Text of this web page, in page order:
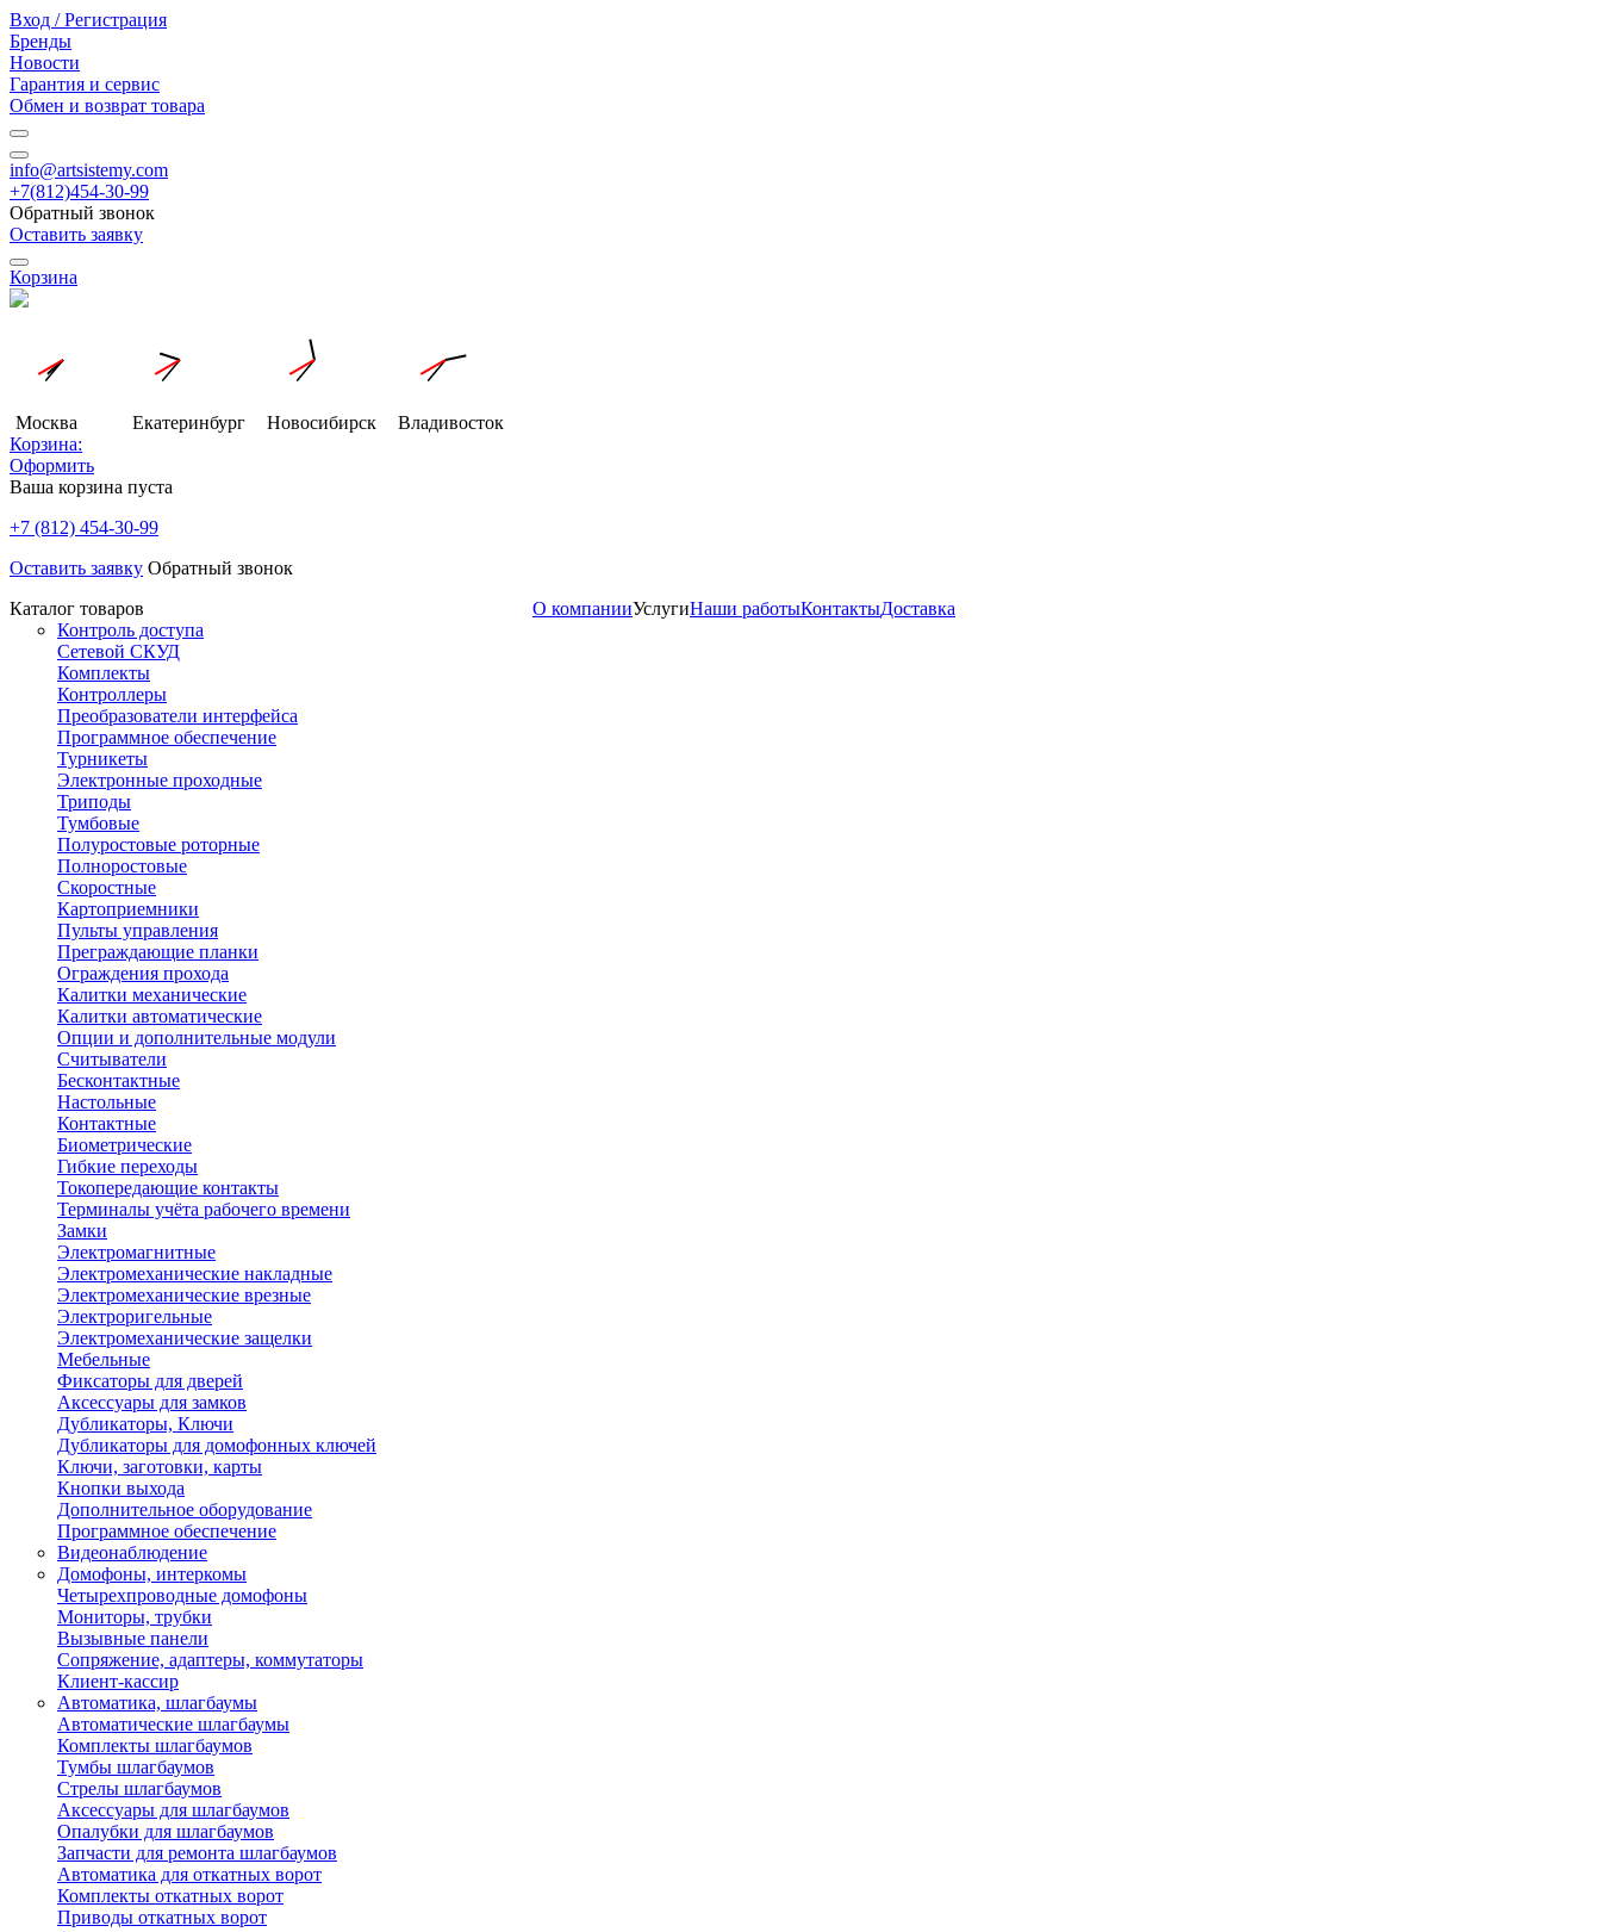
Вход / Регистрация
Бренды
Новости
Гарантия и сервис
Обмен и возврат товара
info@artsistemy.com
+7(812)454-30-99
Обратный звонок
Оставить заявку
Корзина
Москва Екатеринбург Новосибирск
Владивосток
Корзина:
Оформить
Ваша корзина пуста
+7 (812) 454-30-99
Оставить заявку Обратный звонок
Каталог товаров
Контроль доступа
Сетевой СКУД
Комплекты
Контроллеры
Преобразователи интерфейса
Программное обеспечение
Турникеты
Электронные проходные
Триподы
Тумбовые
Полуростовые роторные
Полноростовые
Скоростные
Картоприемники
Пульты управления
Преграждающие планки
Ограждения прохода
Калитки механические
Калитки автоматические
Опции и дополнительные модули
Считыватели
Бесконтактные
Настольные
Контактные
Биометрические
Гибкие переходы
Токопередающие контакты
Терминалы учёта рабочего времени
Замки
Электромагнитные
Электромеханические накладные
Электромеханические врезные
Электроригельные
Электромеханические защелки
Мебельные
Фиксаторы для дверей
Аксессуары для замков
Дубликаторы, Ключи
Дубликаторы для домофонных ключей
Ключи, заготовки, карты
Кнопки выхода
Дополнительное оборудование
Программное обеспечение
Видеонаблюдение
Домофоны, интеркомы
Четырехпроводные домофоны
Мониторы, трубки
Вызывные панели
Сопряжение, адаптеры, коммутаторы
Клиент-кассир
Автоматика, шлагбаумы
Автоматические шлагбаумы
Комплекты шлагбаумов
Тумбы шлагбаумов
Стрелы шлагбаумов
Аксессуары для шлагбаумов
Опалубки для шлагбаумов
Запчасти для ремонта шлагбаумов
Автоматика для откатных ворот
Комплекты откатных ворот
Приводы откатных ворот
О компанииУслугиНаши работыКонтактыДоставка